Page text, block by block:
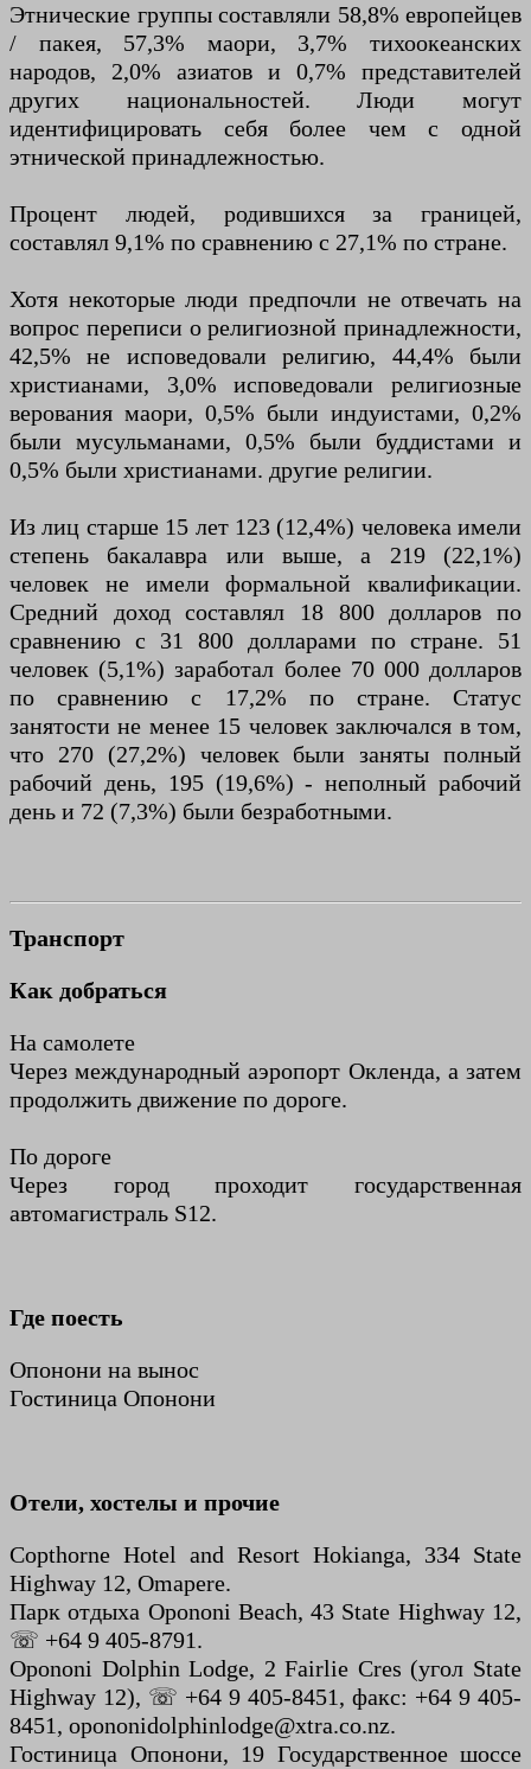
Этнические группы составляли 58,8% европейцев
/ пакея, 57,3% маори, 3,7% тихоокеанских
народов, 2,0% азиатов и 0,7% представителей
других национальностей. Люди могут
идентифицировать себя более чем с одной
этнической принадлежностью.
Процент людей, родившихся за границей,
составлял 9,1% по сравнению с 27,1% по стране.
Хотя некоторые люди предпочли не отвечать на
вопрос переписи о религиозной принадлежности,
42,5% не исповедовали религию, 44,4% были
христианами, 3,0% исповедовали религиозные
верования маори, 0,5% были индуистами, 0,2%
были мусульманами, 0,5% были буддистами и
0,5% были христианами. другие религии.
Из лиц старше 15 лет 123 (12,4%) человека имели
степень бакалавра или выше, а 219 (22,1%)
человек не имели формальной квалификации.
Средний доход составлял 18 800 долларов по
сравнению с 31 800 долларами по стране. 51
человек (5,1%) заработал более 70 000 долларов
по сравнению с 17,2% по стране. Статус
занятости не менее 15 человек заключался в том,
что 270 (27,2%) человек были заняты полный
рабочий день, 195 (19,6%) - неполный рабочий
день и 72 (7,3%) были безработными.
Транспорт
Как добраться
На самолете
Через международный аэропорт Окленда, а затем
продолжить движение по дороге.
По дороге
Через город проходит государственная
автомагистраль S12.
Где поесть
Опонони на вынос
Гостиница Опонони
Отели, хостелы и прочие
Copthorne Hotel and Resort Hokianga, 334 State
Highway 12, Omapere.
Парк отдыха Opononi Beach, 43 State Highway 12,
☏ +64 9 405-8791.
Opononi Dolphin Lodge, 2 Fairlie Cres (угол State
Highway 12), ☏ +64 9 405-8451, факс: +64 9 405-
8451, opononidolphinlodge@xtra.co.nz.
Гостиница Опонони, 19 Государственное шоссе